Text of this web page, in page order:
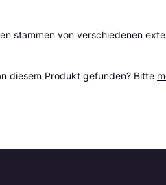
stammen von verschiedenen
diesem Produkt gefunden? Bitte